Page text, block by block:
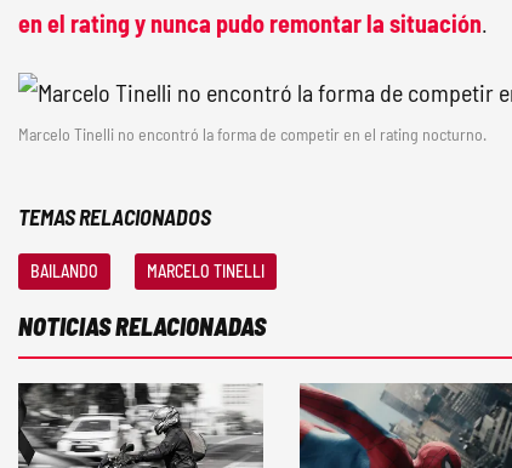
en el rating y nunca pudo remontar la situación
Marcelo Tinelli no encontró la forma de competir en el rating nocturno.
TEMAS RELACIONADOS
BAILANDO MARCELO TINELLI
NOTICIAS RELACIONADAS